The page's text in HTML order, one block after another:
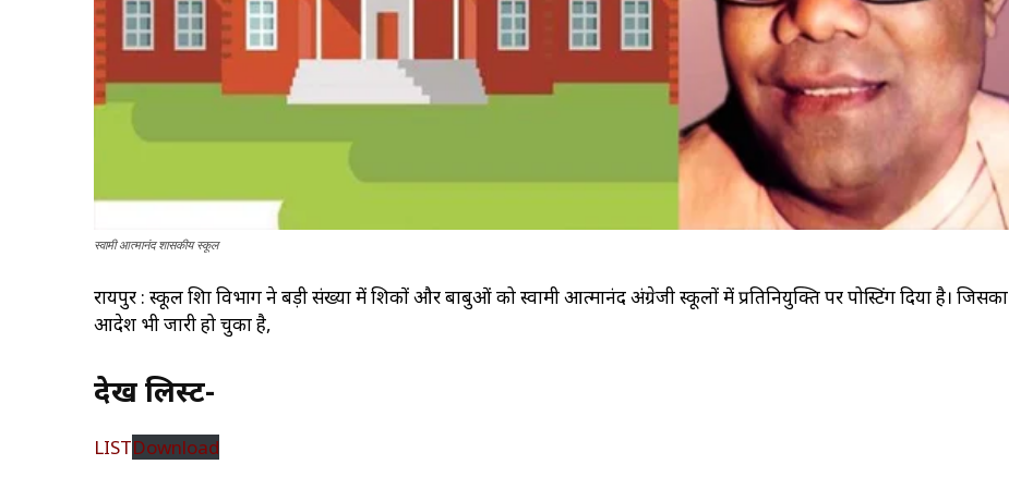
स्वामी आत्मानंद शासकीय स्कूल
रायपुर : स्कूल शिक्षा विभाग ने बड़ी संख्या में शिक्षकों और बाबुओं को स्वामी आत्मानंद अंग्रेजी स्कूलों में प्रतिनियुक्ति पर पोस्टिंग दिया है। जिसका
आदेश भी जारी हो चुका है,
देखें लिस्ट-
LISTDownload